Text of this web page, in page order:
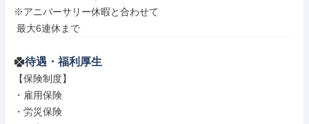
※アニバーサリー休暇と合わせて
最大6連休まで
待遇・福利厚生
【保険制度】
・雇用保険
・労災保険